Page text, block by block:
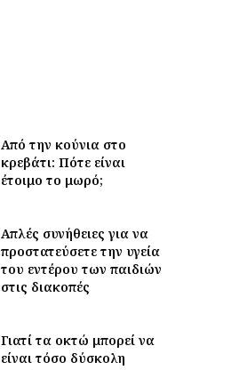
Από την κούνια στο
κρεβάτι: Πότε είναι
έτοιμο το μωρό;
Απλές συνήθειες για να
προστατεύσετε την υγεία
του εντέρου των παιδιών
στις διακοπές
Γιατί τα οκτώ μπορεί να
είναι τόσο δύσκολη